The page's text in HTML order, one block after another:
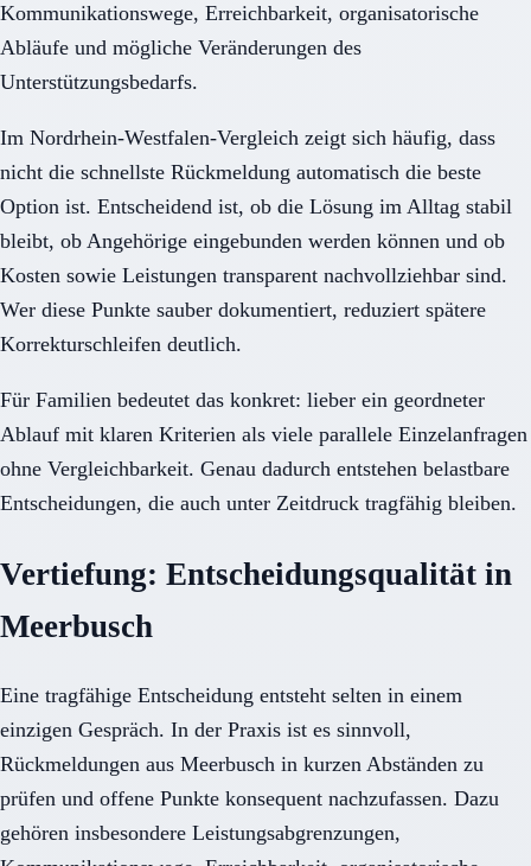
Kommunikationswege, Erreichbarkeit, organisatorische
Abläufe und mögliche Veränderungen des
Unterstützungsbedarfs.
Im Nordrhein-Westfalen-Vergleich zeigt sich häufig, dass
nicht die schnellste Rückmeldung automatisch die beste
Option ist. Entscheidend ist, ob die Lösung im Alltag stabil
bleibt, ob Angehörige eingebunden werden können und ob
Kosten sowie Leistungen transparent nachvollziehbar sind.
Wer diese Punkte sauber dokumentiert, reduziert spätere
Korrekturschleifen deutlich.
Für Familien bedeutet das konkret: lieber ein geordneter
Ablauf mit klaren Kriterien als viele parallele Einzelanfragen
ohne Vergleichbarkeit. Genau dadurch entstehen belastbare
Entscheidungen, die auch unter Zeitdruck tragfähig bleiben.
Vertiefung: Entscheidungsqualität in
Meerbusch
Eine tragfähige Entscheidung entsteht selten in einem
einzigen Gespräch. In der Praxis ist es sinnvoll,
Rückmeldungen aus Meerbusch in kurzen Abständen zu
prüfen und offene Punkte konsequent nachzufassen. Dazu
gehören insbesondere Leistungsabgrenzungen,